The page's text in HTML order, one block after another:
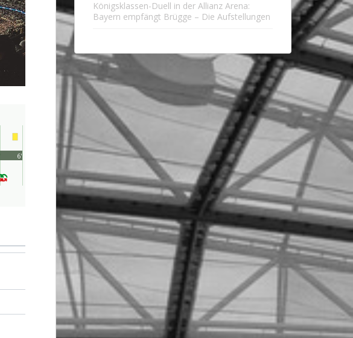
6'
Königsklassen-Duell in der Allianz Arena:
Bayern empfängt Brügge – Die Aufstellungen